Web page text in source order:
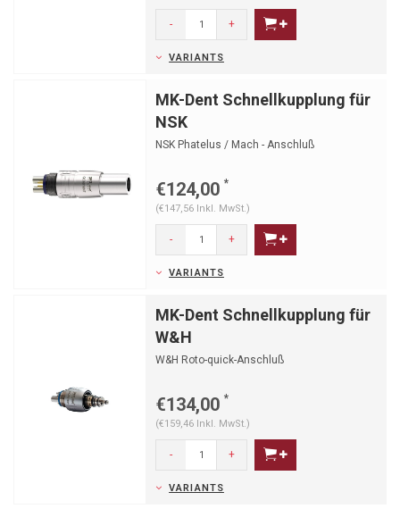
- +
VARIANTS
MK-Dent Schnellkupplung für
NSK
NSK Phatelus / Mach - Anschluß
€124,00 *
(€147,56 Inkl. MwSt.)
- +
VARIANTS
MK-Dent Schnellkupplung für
W&H
W&H Roto-quick-Anschluß
€134,00 *
(€159,46 Inkl. MwSt.)
- +
VARIANTS